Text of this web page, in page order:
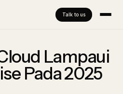
Talk to us
Lampaui
Pada 2025